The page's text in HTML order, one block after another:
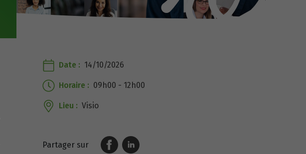
Date : 14/10/2026
Horaire : 09h00 - 12h00
Lieu : Visio
Partager sur